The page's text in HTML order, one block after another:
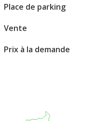
Place de parking
Vente
Prix à la demande